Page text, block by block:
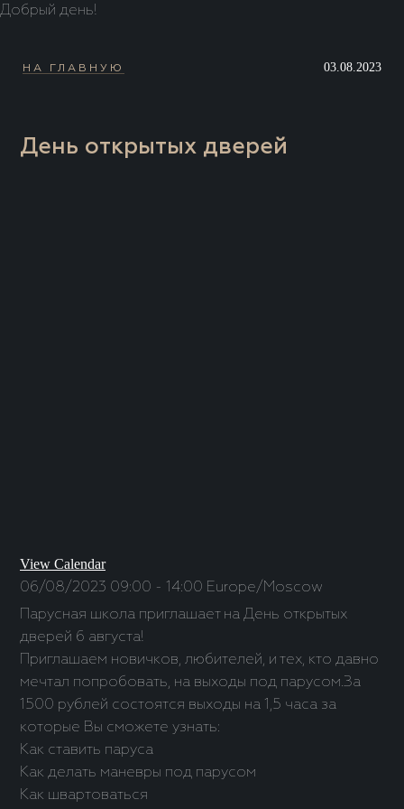
Добрый день!
НА ГЛАВНУЮ 03.08.2023
День открытых дверей
View Calendar
06/08/2023 09:00 - 14:00 Europe/Moscow
Парусная школа приглашает на День открытых
дверей 6 августа!
Приглашаем новичков, любителей, и тех, кто давно
мечтал попробовать, на выходы под парусом.За
1500 рублей состоятся выходы на 1,5 часа за
которые Вы сможете узнать:
Как ставить паруса
Как делать маневры под парусом
Как швартоваться